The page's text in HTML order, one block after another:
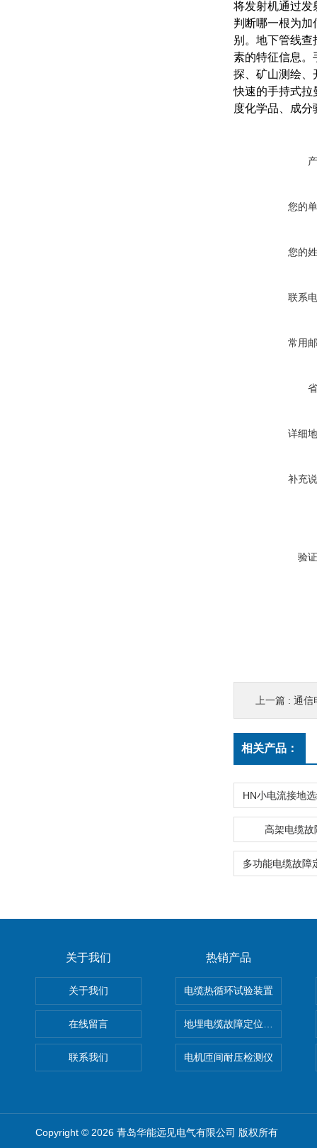
将发射机通过发
判断哪一根为
别。地下管线查
素的特征信息。
探、矿山测绘、
快速的手持式拉
度化学品、成
您的
您的
联系
常用
详细
补充
验
上一篇 : 通信
相关产品：
高架电缆故
关于我们
关于我们
在线留言
联系我们
热销产品
电缆热循环试验装置
地埋电缆故障定位仪 地下电
电机匝间耐压检测仪
Copyright © 2026 青岛华能远见电气有限公司 版权所有